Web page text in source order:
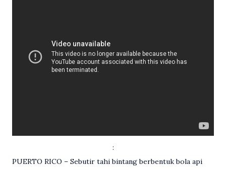
:
PUERTO RICO – Sebutir tahi bintang berbentuk bola api